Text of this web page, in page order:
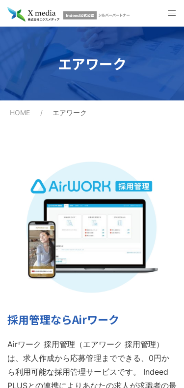
エアワーク
HOME エアワーク
採用管理ならAirワーク
Airワーク 採用管理（エアワーク 採用管理）
は、求人作成から応募管理までできる、0円か
ら利用可能な採用管理サービスです。 Indeed
PLUSとの連携によりあなたの求人が求職者の最